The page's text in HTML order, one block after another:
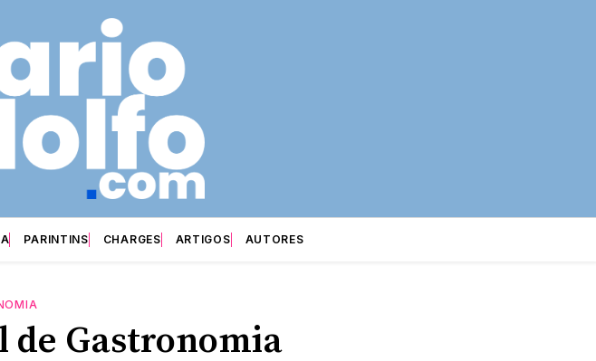
PARINTINS CHARGES ARTIGOS AUTORES
Gastronomia